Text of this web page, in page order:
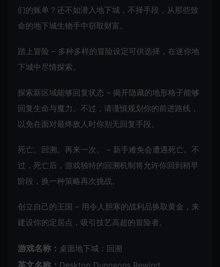
们的账单？还不如潜入地下城，不择手段，从那些致
命的地下城生物手中窃取财富。
踏上冒险 – 多种多样的冒险设定可供选择，在迷你地
下城中尽情探索。
探索新区域能够回复状态 – 揭开隐藏的地形格子能够
回复生命与魔力。不过，请谨慎规划你的前进路线，
以免在面对最终敌人时你别无回复手段。
死亡。回溯。再来一次。 – 新手难免会遭遇死亡。不
过，死亡后，游戏独特的回溯机制将允许你回到稍早
阶段，换一种策略再次挑战。
创立自己的王国 – 用令人胆寒的战利品换取黄金，来
建设你的定居点，吸引技艺高超的冒险者。
游戏名称： 桌面地下城：回溯